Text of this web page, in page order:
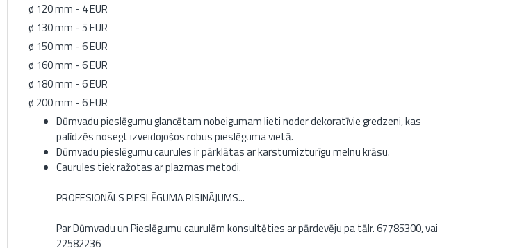
ø 120 mm - 4 EUR
ø 130 mm - 5 EUR
ø 150 mm - 6 EUR
ø 160 mm - 6 EUR
ø 180 mm - 6 EUR
ø 200 mm - 6 EUR
Dūmvadu pieslēgumu glancētam nobeigumam lieti noder dekoratīvie gredzeni, kas
palīdzēs nosegt izveidojošos robus pieslēguma vietā.
Dūmvadu pieslēgumu caurules ir pārklātas ar karstumizturīgu melnu krāsu.
Caurules tiek ražotas ar plazmas metodi.
PROFESIONĀLS PIESLĒGUMA RISINĀJUMS...
Par Dūmvadu un Pieslēgumu caurulēm konsultēties ar pārdevēju pa tālr. 67785300, vai
22582236